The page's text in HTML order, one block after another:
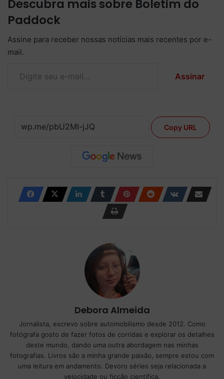
Descubra mais sobre Boletim do
Paddock
Assine para receber nossas notícias mais recentes por e-
mail.
Assinar
Copy URL
Debora Almeida
Jornalista, escrevo sobre automobilismo desde 2012. Como
fotógrafa gosto de fazer fotos de corridas e explorar os detalhes
deste mundo, dando uma outra abordagem nas minhas
fotografias. Livros são a minha grande paixão, sempre estou com
uma leitura em andamento. Devoro séries seja relacionada a
velocidade ou ficção cientifica.